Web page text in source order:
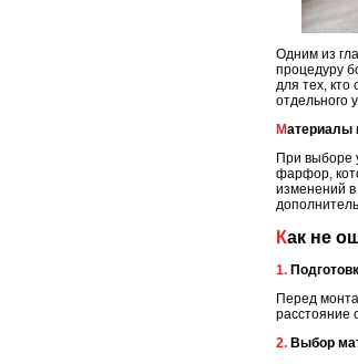
Одним из
процедуру
для тех, кто
отдельного
Материалы
При выборе
фарфор,
изменений в
Как не
1.
Перед
расстояние
2. Выбор